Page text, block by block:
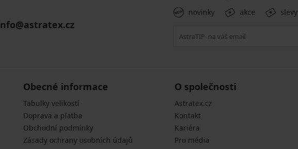
novinky akce slevy
Obecné informace
Tabulky velikostí
Doprava a platba
Obchodní podmínky
Zásady ochrany osobních údajů
O společnosti
Astratex.cz
Kontakt
Kariéra
Pro média